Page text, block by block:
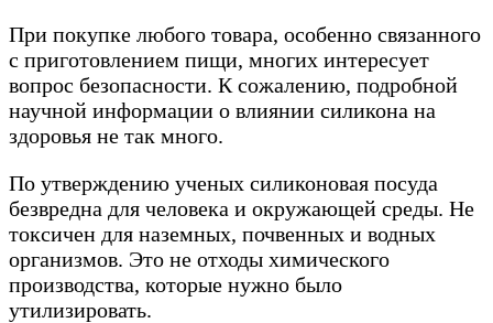
При покупке любого товара, особенно связанного
с приготовлением пищи, многих интересует
вопрос безопасности. К сожалению, подробной
научной информации о влиянии силикона на
здоровья не так много.
По утверждению ученых силиконовая посуда
безвредна для человека и окружающей среды. Не
токсичен для наземных, почвенных и водных
организмов. Это не отходы химического
производства, которые нужно было
утилизировать.